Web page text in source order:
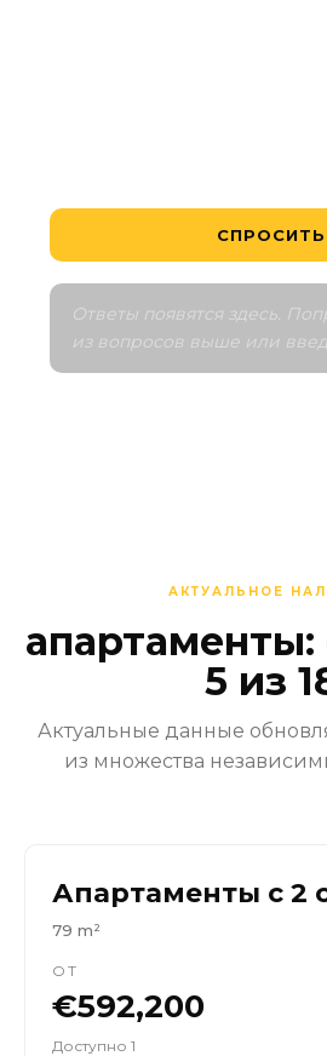
СПРОСИТЬ
Ответы появятся здесь.
из вопросов выше или
АКТУАЛЬНОЕ
апартаменты:
5 из
Актуальные данные
из множества
Апартаменты с 2
79 m²
ОТ
€592,200
Доступно 1